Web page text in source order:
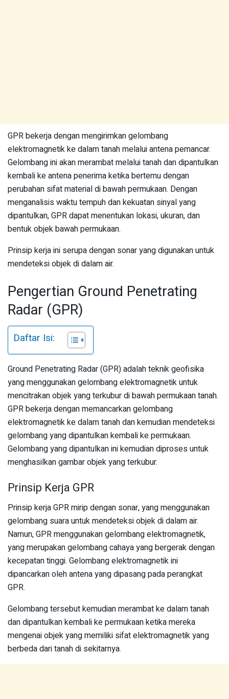
GPR bekerja dengan mengirimkan gelombang
elektromagnetik ke dalam tanah melalui antena pemancar.
Gelombang ini akan merambat melalui tanah dan dipantulkan
kembali ke antena penerima ketika bertemu dengan
perubahan sifat material di bawah permukaan. Dengan
menganalisis waktu tempuh dan kekuatan sinyal yang
dipantulkan, GPR dapat menentukan lokasi, ukuran, dan
bentuk objek bawah permukaan.
Prinsip kerja ini serupa dengan sonar yang digunakan untuk
mendeteksi objek di dalam air.
Pengertian Ground Penetrating
Radar (GPR)
Daftar Isi:
Ground Penetrating Radar (GPR) adalah teknik geofisika
yang menggunakan gelombang elektromagnetik untuk
mencitrakan objek yang terkubur di bawah permukaan tanah.
GPR bekerja dengan memancarkan gelombang
elektromagnetik ke dalam tanah dan kemudian mendeteksi
gelombang yang dipantulkan kembali ke permukaan.
Gelombang yang dipantulkan ini kemudian diproses untuk
menghasilkan gambar objek yang terkubur.
Prinsip Kerja GPR
Prinsip kerja GPR mirip dengan sonar, yang menggunakan
gelombang suara untuk mendeteksi objek di dalam air.
Namun, GPR menggunakan gelombang elektromagnetik,
yang merupakan gelombang cahaya yang bergerak dengan
kecepatan tinggi. Gelombang elektromagnetik ini
dipancarkan oleh antena yang dipasang pada perangkat
GPR.
Gelombang tersebut kemudian merambat ke dalam tanah
dan dipantulkan kembali ke permukaan ketika mereka
mengenai objek yang memiliki sifat elektromagnetik yang
berbeda dari tanah di sekitarnya.